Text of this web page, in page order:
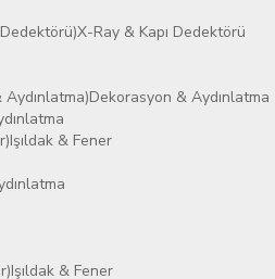
X-Ray & Kapı Dedektörü
Dekorasyon & Aydınlatma
Işıldak & Fener
Işıldak & Fener